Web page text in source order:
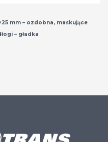
mm – ozdobna, maskujące
– gładka